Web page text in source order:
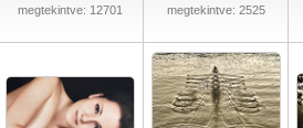
megtekintve: 12701
megtekintve: 2525